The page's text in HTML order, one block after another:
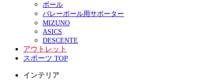
ボール
バレーボール用サポーター
MIZUNO
ASICS
DESCENTE
アウトレット
スポーツ TOP
インテリア